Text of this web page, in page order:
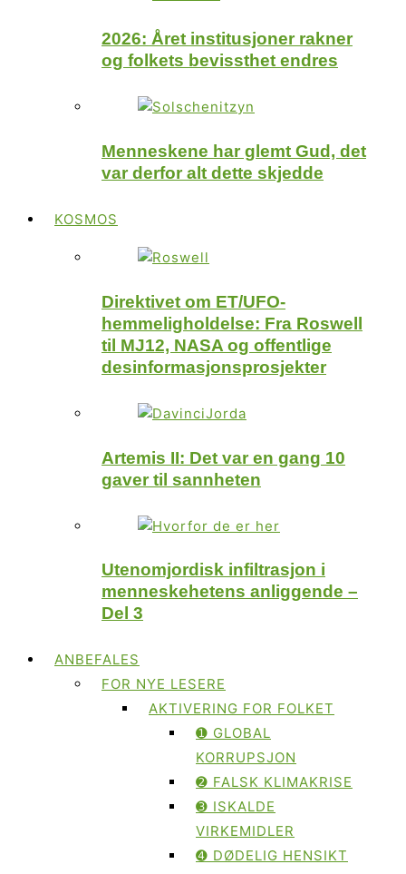
2026: Året institusjoner rakner
og folkets bevissthet endres
Menneskene har glemt Gud, det
var derfor alt dette skjedde
KOSMOS
Direktivet om ET/UFO-
hemmeligholdelse: Fra Roswell
til MJ12, NASA og offentlige
desinformasjonsprosjekter
Artemis II: Det var en gang 10
gaver til sannheten
Utenomjordisk infiltrasjon i
menneskehetens anliggende –
Del 3
ANBEFALES
FOR NYE LESERE
AKTIVERING FOR FOLKET
➊ GLOBAL
KORRUPSJON
➋ FALSK KLIMAKRISE
➌ ISKALDE
VIRKEMIDLER
➍ DØDELIG HENSIKT